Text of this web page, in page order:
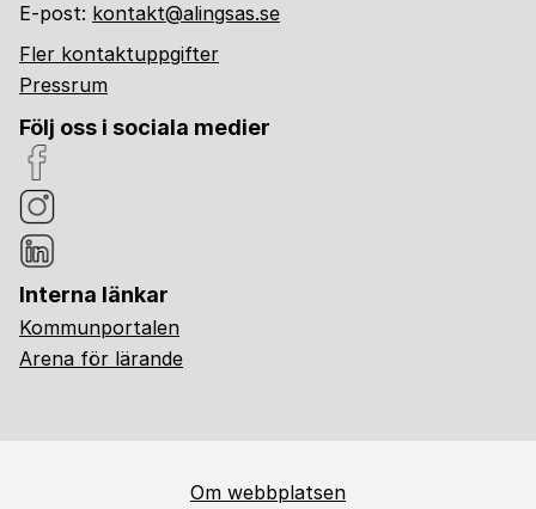
E-post: kontakt@alingsas.se
Fler kontaktuppgifter
Pressrum
Följ oss i sociala medier
Interna länkar
Kommunportalen
Arena för lärande
Om webbplatsen